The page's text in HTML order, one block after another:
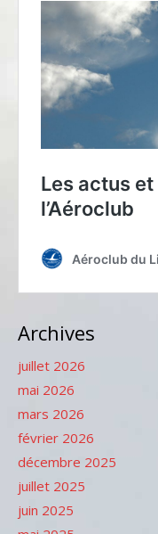
Archives
juillet 2026
mai 2026
mars 2026
février 2026
décembre 2025
juillet 2025
juin 2025